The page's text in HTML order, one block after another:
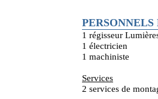
1 régisseur
1 électricien
1 machiniste
Services
2 services de